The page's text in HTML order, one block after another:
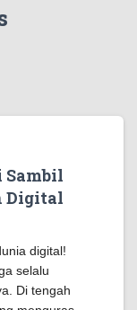
Digital
digital!
selalu
Di tengah